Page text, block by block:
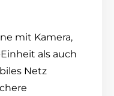
mit Kamera,
als auch
Netz